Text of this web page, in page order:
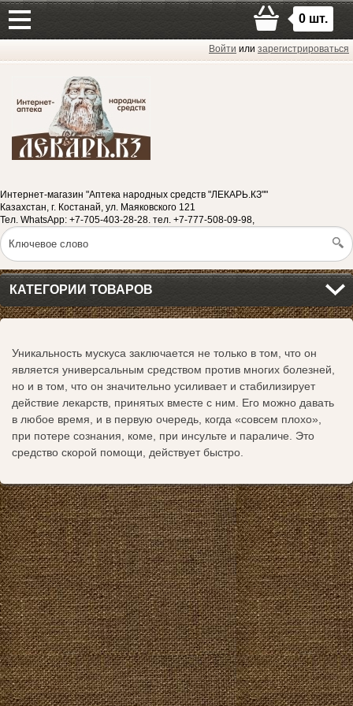
Войти или зарегистрироваться
Интернет-магазин "Аптека народных средств "ЛЕКАРЬ.КЗ""
Казахстан, г. Костанай, ул. Маяковского 121
Тел. WhatsApp: +7-705-403-28-28. тел. +7-777-508-09-98,
0 шт.
КАТЕГОРИИ ТОВАРОВ
Уникальность мускуса заключается не только в том, что он
является универсальным средством против многих болезней,
но и в том, что он значительно усиливает и стабилизирует
действие лекарств, принятых вместе с ним. Его можно давать
в любое время, и в первую очередь, когда «совсем плохо»,
при потере сознания, коме, при инсульте и параличе. Это
средство скорой помощи, действует быстро.